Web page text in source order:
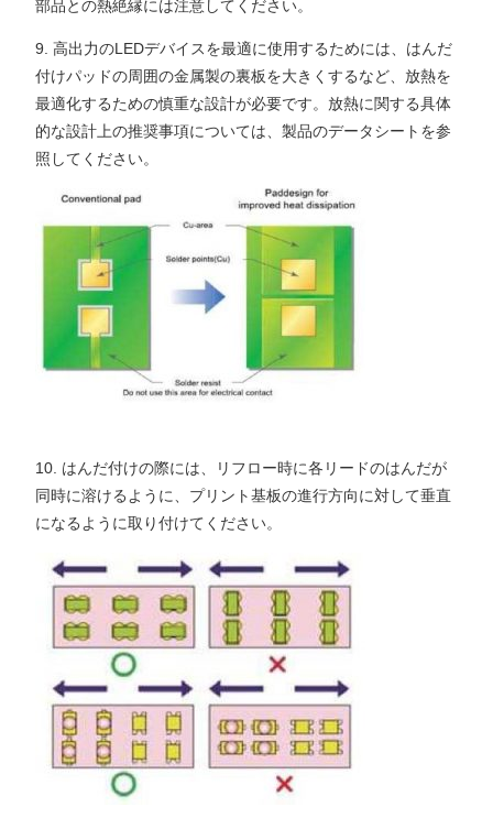
部品との熱絶縁には注意してください。
9. 高出力のLEDデバイスを最適に使用するためには、はんだ
付けパッドの周囲の金属製の裏板を大きくするなど、放熱を
最適化するための慎重な設計が必要です。放熱に関する具体
的な設計上の推奨事項については、製品のデータシートを参
照してください。
10. はんだ付けの際には、リフロー時に各リードのはんだが
同時に溶けるように、プリント基板の進行方向に対して垂直
になるように取り付けてください。